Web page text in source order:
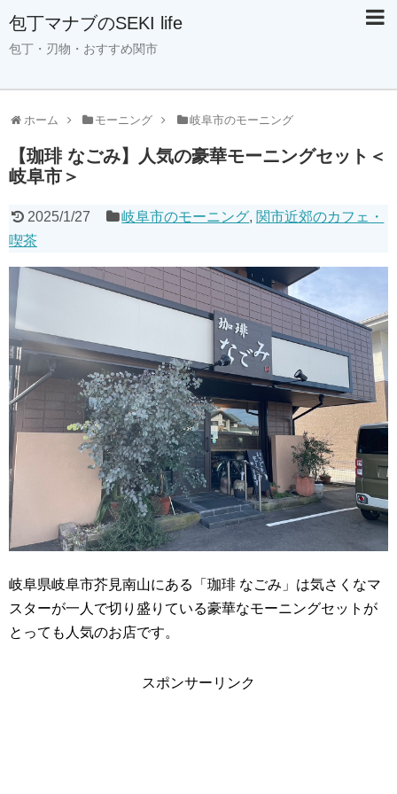
包丁マナブのSEKI life
包丁・刃物・おすすめ関市
ホーム モーニング 岐阜市のモーニング
【珈琲 なごみ】人気の豪華モーニングセット＜
岐阜市＞
2025/1/27 岐阜市のモーニング, 関市近郊のカフェ・
喫茶
岐阜県岐阜市芥見南山にある「珈琲 なごみ」は気さくなマ
スターが一人で切り盛りている豪華なモーニングセットが
とっても人気のお店です。
スポンサーリンク